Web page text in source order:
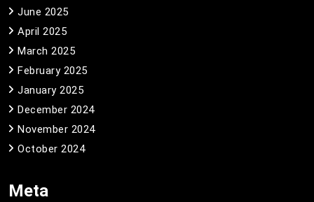
June 2025
April 2025
March 2025
February 2025
January 2025
December 2024
November 2024
October 2024
Meta